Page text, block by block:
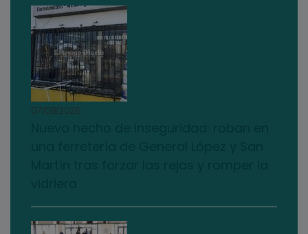
07/08/2026